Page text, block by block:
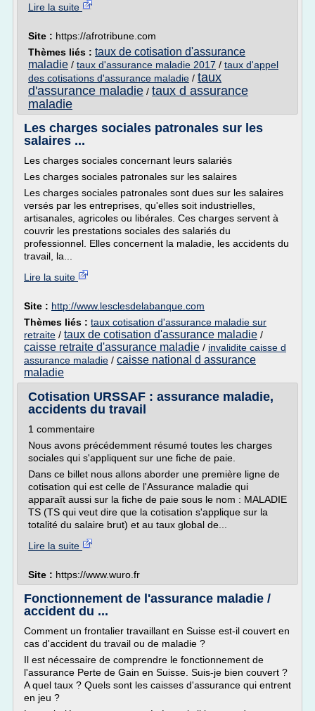
Lire la suite
Site : https://afrotribune.com
Thèmes liés : taux de cotisation d'assurance
maladie / taux d'assurance maladie 2017 / taux d'appel
des cotisations d'assurance maladie / taux
d'assurance maladie / taux d assurance
maladie
Les charges sociales patronales sur les
salaires ...
Les charges sociales concernant leurs salariés
Les charges sociales patronales sur les salaires
Les charges sociales patronales sont dues sur les salaires
versés par les entreprises, qu'elles soit industrielles,
artisanales, agricoles ou libérales. Ces charges servent à
couvrir les prestations sociales des salariés du
professionnel. Elles concernent la maladie, les accidents du
travail, la...
Lire la suite
Site : http://www.lesclesdelabanque.com
Thèmes liés : taux cotisation d'assurance maladie sur
retraite / taux de cotisation d'assurance maladie /
caisse retraite d'assurance maladie / invalidite caisse d
assurance maladie / caisse national d assurance
maladie
Cotisation URSSAF : assurance maladie,
accidents du travail
1 commentaire
Nous avons précédemment résumé toutes les charges
sociales qui s'appliquent sur une fiche de paie.
Dans ce billet nous allons aborder une première ligne de
cotisation qui est celle de l'Assurance maladie qui
apparaît aussi sur la fiche de paie sous le nom : MALADIE
TS (TS qui veut dire que la cotisation s'applique sur la
totalité du salaire brut) et au taux global de...
Lire la suite
Site : https://www.wuro.fr
Fonctionnement de l'assurance maladie /
accident du ...
Comment un frontalier travaillant en Suisse est-il couvert en
cas d'accident du travail ou de maladie ?
Il est nécessaire de comprendre le fonctionnement de
l'assurance Perte de Gain en Suisse. Suis-je bien couvert ?
A quel taux ? Quels sont les caisses d'assurance qui entrent
en jeu ?